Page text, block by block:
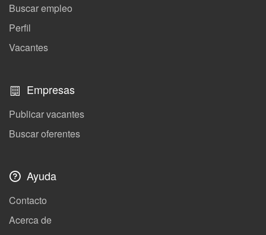
Buscar empleo
Perfil
Vacantes
Empresas
Publicar vacantes
Buscar oferentes
Ayuda
Contacto
Acerca de